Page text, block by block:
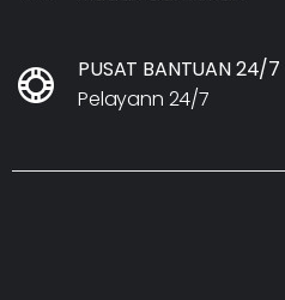
PUSAT BANTUAN 24/7
Pelayann 24/7